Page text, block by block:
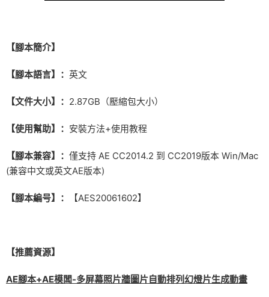
【腳本簡介】
【腳本語言】： 英文
【文件大小】： 2.87GB（壓縮包大小）
【使用幫助】： 安裝方法+使用教程
【腳本兼容】： 僅支持 AE CC2014.2 到 CC2019版本 Win/Mac
(兼容中文或英文AE版本)
【腳本編号】： 【AES20061602】
【推薦資源】
AE腳本+AE模闆-多屏幕照片牆圖片自動排列幻燈片生成動畫